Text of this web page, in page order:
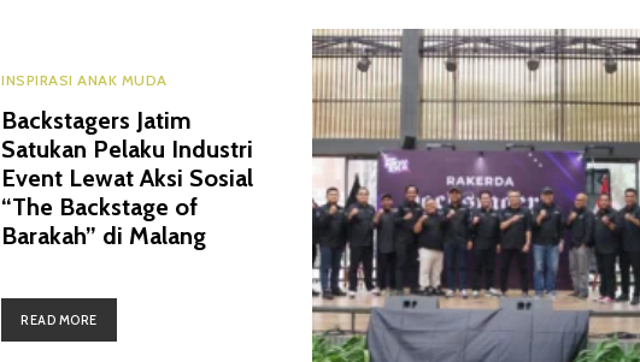
INSPIRASI ANAK MUDA
Backstagers Jatim
Satukan Pelaku Industri
Event Lewat Aksi Sosial
“The Backstage of
Barakah” di Malang
READ MORE